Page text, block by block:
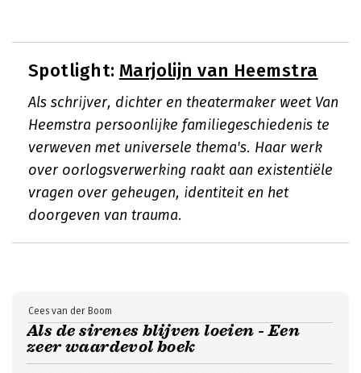
Spotlight: Marjolijn van Heemstra
Als schrijver, dichter en theatermaker weet Van
Heemstra persoonlijke familiegeschiedenis te
verweven met universele thema's. Haar werk
over oorlogsverwerking raakt aan existentiële
vragen over geheugen, identiteit en het
doorgeven van trauma.
Als de sirenes blijven loeien - Een
zeer waardevol boek
Cees van der Boom